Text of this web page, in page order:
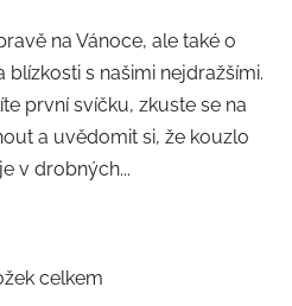
na Vánoce, ale také o
blízkosti s našimi nejdražšími.
první svíčku, zkuste se na
a uvědomit si, že kouzlo
v drobných...
Ocelkem